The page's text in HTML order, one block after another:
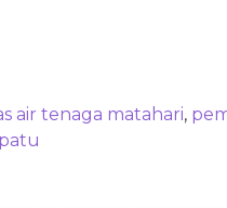
air tenaga matahari,